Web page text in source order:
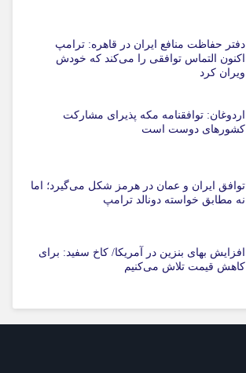
دفتر حفاظت منافع ایران در قاهره: ترامپ
اکنون التماس توافقی را می‌کند که خودش
ویران کرد
اردوغان: توافقنامه مکه پذیرای مشارکت
کشورهای دوست است
توافق ایران و عمان در هرمز شکل می‌گیرد؛ اما
نه مطابق خواسته دونالد ترامپ
افزایش بهای بنزین در آمریکا/ کاخ سفید: برای
کاهش قیمت تلاش می‌کنیم